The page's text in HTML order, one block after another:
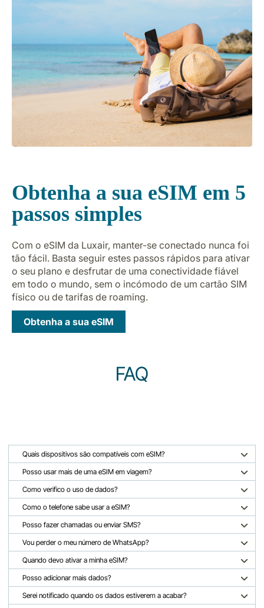
Obtenha a sua eSIM em 5
passos simples
Com o eSIM da Luxair, manter-se conectado nunca foi
tão fácil. Basta seguir estes passos rápidos para ativar
o seu plano e desfrutar de uma conectividade fiável
em todo o mundo, sem o incómodo de um cartão SIM
físico ou de tarifas de roaming.
Obtenha a sua eSIM
FAQ
Quais dispositivos são compatíveis com eSIM?
Posso usar mais de uma eSIM em viagem?
Como verifico o uso de dados?
Como o telefone sabe usar a eSIM?
Posso fazer chamadas ou enviar SMS?
Vou perder o meu número de WhatsApp?
Quando devo ativar a minha eSIM?
Posso adicionar mais dados?
Serei notificado quando os dados estiverem a acabar?